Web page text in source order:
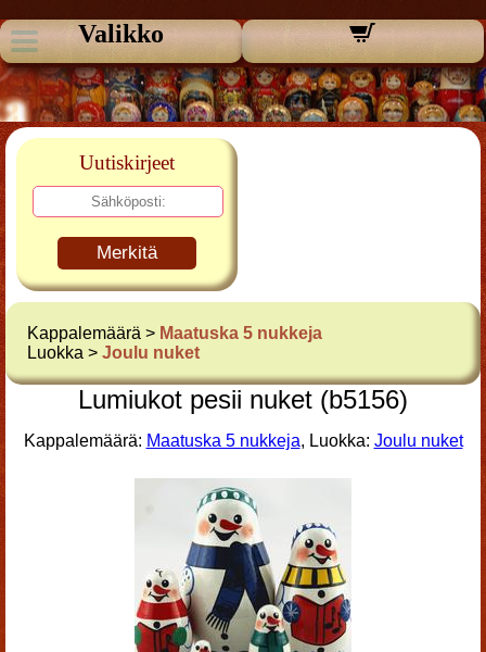
Valikko
Uutiskirjeet
Merkitä
Kappalemäärä > Maatuska 5 nukkeja
Luokka > Joulu nuket
Lumiukot pesii nuket (b5156)
Kappalemäärä: Maatuska 5 nukkeja, Luokka: Joulu nuket